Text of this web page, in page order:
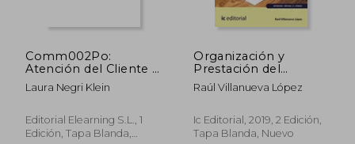
Comm002Po:
Atención del Cliente y
Calidad del Servicio
Laura Negri Klein
Editorial Elearning S.L., 1
Edición, Tapa Blanda,
Organización y
Prestación del
Servicio de
Recepción en
Hota0308 -
Recepción en
Raúl Villanueva López
Ic Editorial, 2019, 2 Edición,
Tapa Blanda, Nuevo